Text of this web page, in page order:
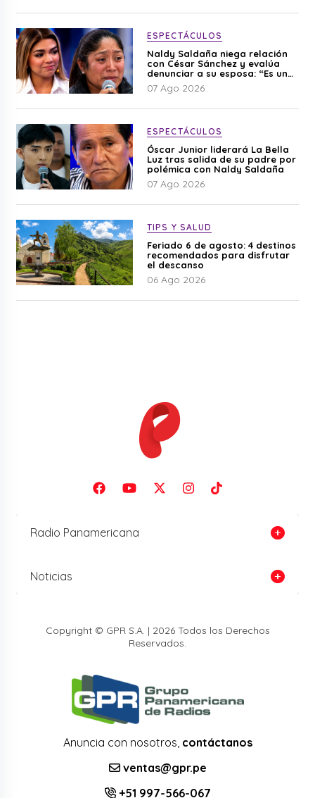
ESPECTÁCULOS
Naldy Saldaña niega relación
con César Sánchez y evalúa
denunciar a su esposa: “Es una
difamación”
07 Ago 2026
ESPECTÁCULOS
Óscar Junior liderará La Bella
Luz tras salida de su padre por
polémica con Naldy Saldaña
07 Ago 2026
TIPS Y SALUD
Feriado 6 de agosto: 4 destinos
recomendados para disfrutar
el descanso
06 Ago 2026
Radio Panamericana
Noticias
Copyright © GPR S.A. | 2026 Todos los Derechos
Reservados.
Anuncia con nosotros, contáctanos
ventas@gpr.pe
+51 997-566-067